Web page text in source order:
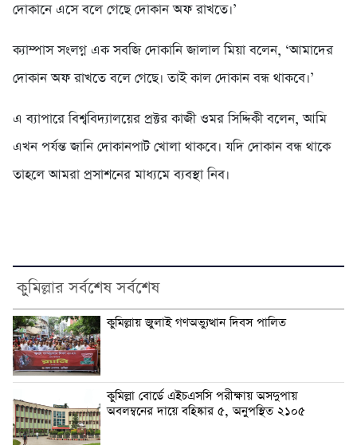
দোকানে এসে বলে গেছে দোকান অফ রাখতে।’
ক্যাম্পাস সংলগ্ন এক সবজি দোকানি জালাল মিয়া বলেন, ‘আমাদের
দোকান অফ রাখতে বলে গেছে। তাই কাল দোকান বন্ধ থাকবে।’
এ ব্যাপারে বিশ্ববিদ্যালয়ের প্রক্টর কাজী ওমর সিদ্দিকী বলেন, আমি
এখন পর্যন্ত জানি দোকানপাট খোলা থাকবে। যদি দোকান বন্ধ থাকে
তাহলে আমরা প্রসাশনের মাধ্যমে ব্যবস্থা নিব।
কুমিল্লার সর্বশেষ সর্বশেষ
কুমিল্লায় জুলাই গণঅভ্যুত্থান দিবস পালিত
কুমিল্লা বোর্ডে এইচএসসি পরীক্ষায় অসদুপায়
অবলম্বনের দায়ে বহিষ্কার ৫, অনুপস্থিত ২১০৫